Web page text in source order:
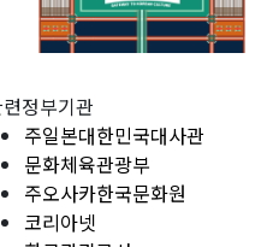
정부기관
주일본대한민국대사관
문화체육관광부
주오사카한국문화원
코리아넷